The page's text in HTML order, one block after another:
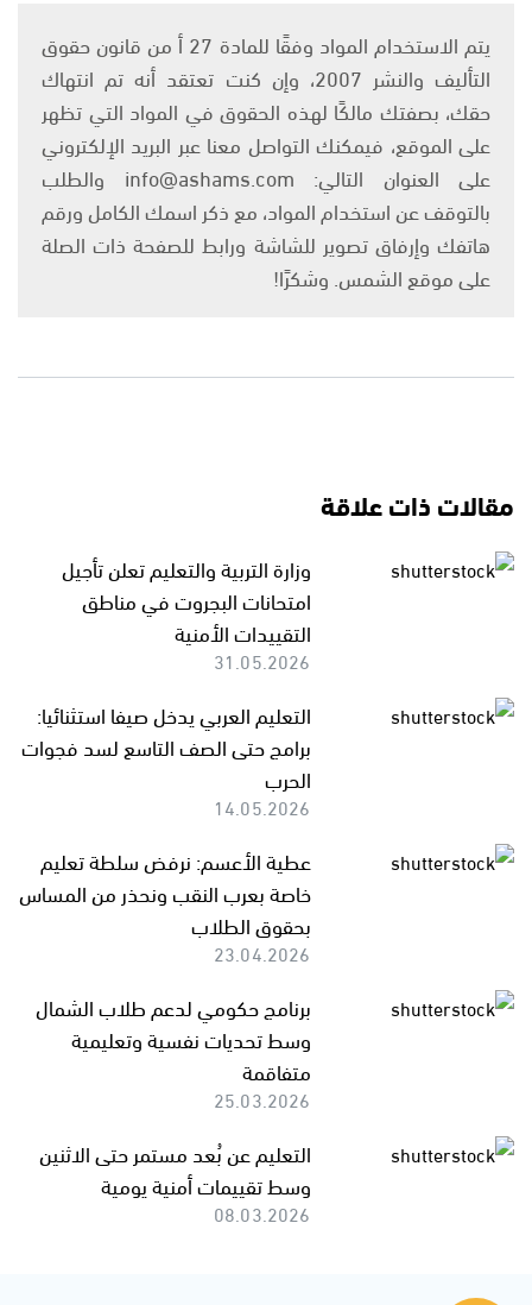
يتم الاستخدام المواد وفقًا للمادة 27 أ من قانون حقوق
التأليف والنشر 2007، وإن كنت تعتقد أنه تم انتهاك
حقك، بصفتك مالكًا لهذه الحقوق في المواد التي تظهر
على الموقع، فيمكنك التواصل معنا عبر البريد الإلكتروني
على العنوان التالي: info@ashams.com والطلب
بالتوقف عن استخدام المواد، مع ذكر اسمك الكامل ورقم
هاتفك وإرفاق تصوير للشاشة ورابط للصفحة ذات الصلة
على موقع الشمس. وشكرًا!
مقالات ذات علاقة
وزارة التربية والتعليم تعلن تأجيل
امتحانات البجروت في مناطق
التقييدات الأمنية
31.05.2026
التعليم العربي يدخل صيفا استثنائيا:
برامج حتى الصف التاسع لسد فجوات
الحرب
14.05.2026
عطية الأعسم: نرفض سلطة تعليم
خاصة بعرب النقب ونحذر من المساس
بحقوق الطلاب
23.04.2026
برنامج حكومي لدعم طلاب الشمال
وسط تحديات نفسية وتعليمية
متفاقمة
25.03.2026
التعليم عن بُعد مستمر حتى الاثنين
وسط تقييمات أمنية يومية
08.03.2026